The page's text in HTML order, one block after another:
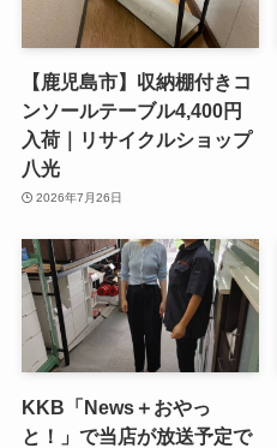
【鹿児島市】収納棚付きコ
ンソールテーブル4,400円
入荷｜リサイクルショップ
八光
2026年7月26日
KKB「News＋おやっ
と！」で当店が放送予定で